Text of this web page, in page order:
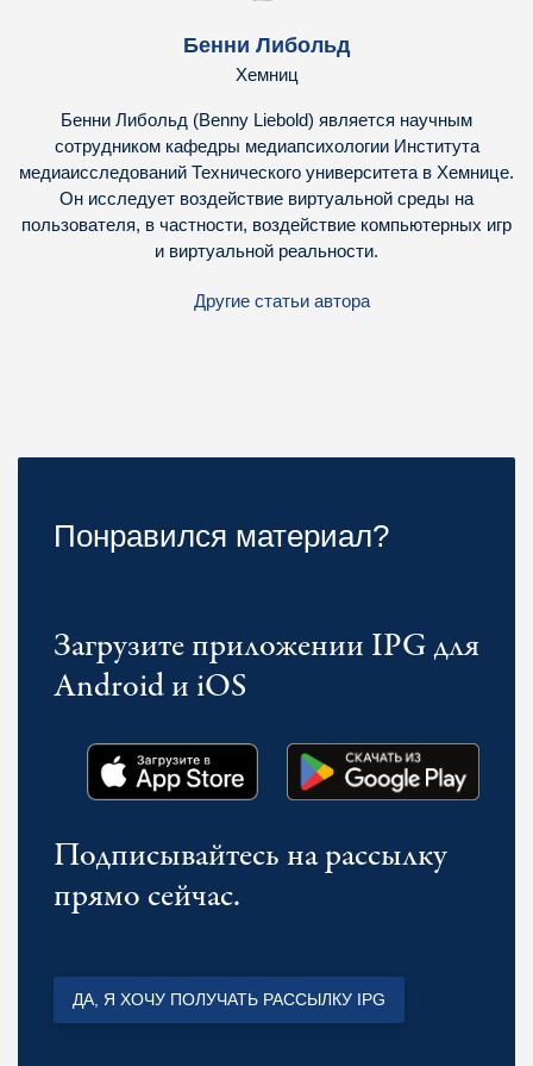
Бенни Либольд
Хемниц
Бенни Либольд (Benny Liebold) является научным
сотрудником кафедры медиапсихологии Института
медиаисследований Технического университета в Хемнице.
Он исследует воздействие виртуальной среды на
пользователя, в частности, воздействие компьютерных игр
и виртуальной реальности.
Другие статьи автора
Понравился материал?
Загрузите приложении IPG для
Android и iOS
Подписывайтесь на рассылку
прямо сейчас.
ДА, Я ХОЧУ ПОЛУЧАТЬ РАССЫЛКУ IPG